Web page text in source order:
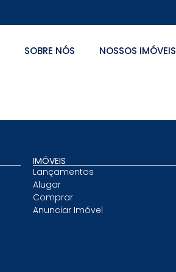
SOBRE NÓS NOSSOS IMÓVEIS
IMÓVEIS
Lançamentos
Alugar
Comprar
Anunciar Imóvel